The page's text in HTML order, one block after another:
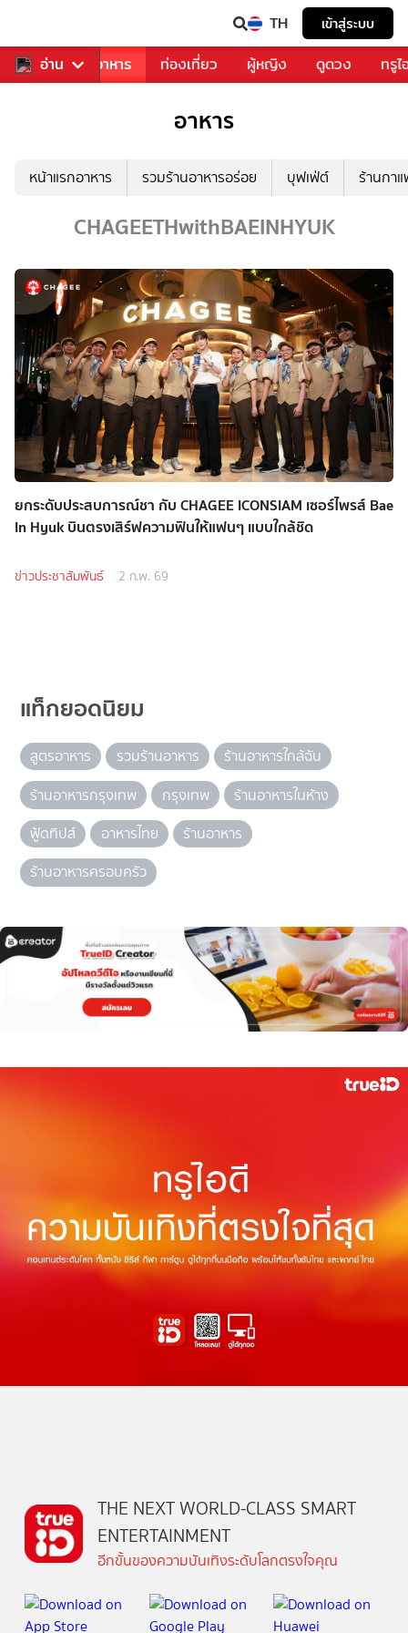
TH เข้าสู่ระบบ
อ่าน
การเพลง อาหาร ท่องเที่ยว ผู้หญิง ดูดวง ทรู
อาหาร
หน้าแรกอาหาร รวมร้านอาหารอร่อย บุฟเฟ่ต์ ร้านกา
CHAGEETHwithBAEINHYUK
ยกระดับประสบการณ์ชา กับ CHAGEE ICONSIAM เซอร์ไพรส์ Bae
In Hyuk บินตรงเสิร์ฟความฟินให้แฟนๆ แบบใกล้ชิด
ข่าวประชาสัมพันธ์ 2 ก.พ. 69
แท็กยอดนิยม
สูตรอาหาร รวมร้านอาหาร
ร้านอาหารใกล้ฉัน
ร้านอาหารกรุงเทพ
กรุงเทพ
ร้านอาหารในห้าง
ฟู้ดทิปส์
อาหารไทย
ร้านอาหาร
ร้านอาหารครอบครัว
THE NEXT WORLD-CLASS SMART
ENTERTAINMENT
อีกขั้นของความบันเทิงระดับโลกตรงใจคุณ